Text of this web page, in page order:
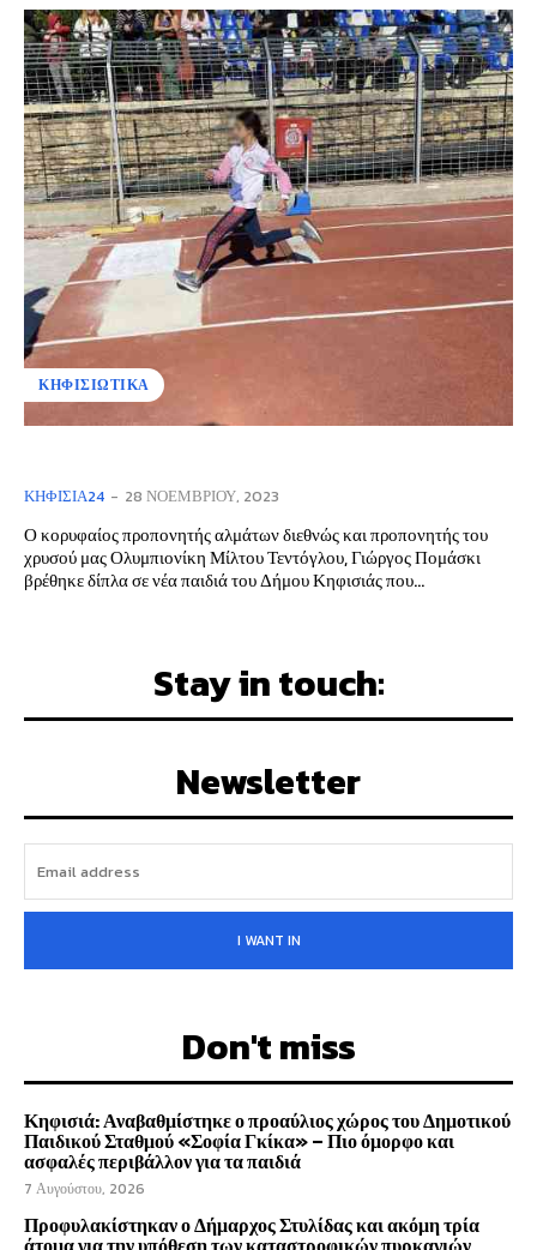
ΚΗΦΙΣΙΩΤΙΚΑ
ΚΗΦΙΣΙΆ24 - 28 ΝΟΕΜΒΡΊΟΥ, 2023
Ο κορυφαίος προπονητής αλμάτων διεθνώς και προπονητής του
χρυσού μας Ολυμπιονίκη Μίλτου Τεντόγλου, Γιώργος Πομάσκι
βρέθηκε δίπλα σε νέα παιδιά του Δήμου Κηφισιάς που...
Stay in touch:
Newsletter
I WANT IN
Don't miss
Κηφισιά: Αναβαθμίστηκε ο προαύλιος χώρος του Δημοτικού
Παιδικού Σταθμού «Σοφία Γκίκα» – Πιο όμορφο και
ασφαλές περιβάλλον για τα παιδιά
7 Αυγούστου, 2026
Προφυλακίστηκαν ο Δήμαρχος Στυλίδας και ακόμη τρία